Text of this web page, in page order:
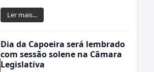
Ler mais...
Dia da Capoeira será lembrado
com sessão solene na Câmara
Legislativa